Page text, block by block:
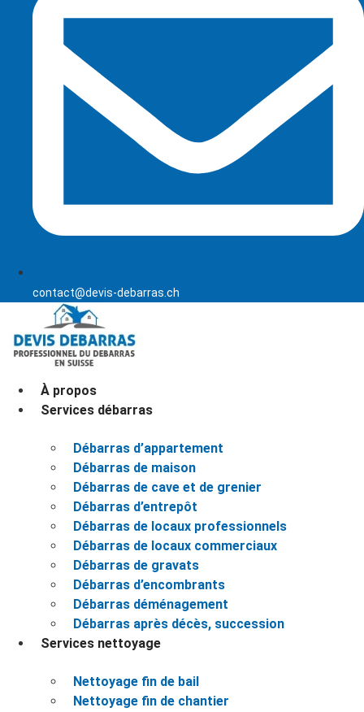
contact@devis-debarras.ch
À propos
Services débarras
Débarras d’appartement
Débarras de maison
Débarras de cave et de grenier
Débarras d’entrepôt
Débarras de locaux professionnels
Débarras de locaux commerciaux
Débarras de gravats
Débarras d’encombrants
Débarras déménagement
Débarras après décès, succession
Services nettoyage
Nettoyage fin de bail
Nettoyage fin de chantier